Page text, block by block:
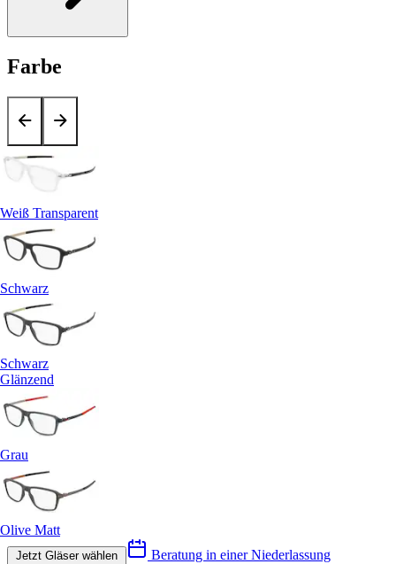
Farbe
Weiß Transparent
Schwarz
Schwarz
Glänzend
Grau
Olive Matt
Beratung in einer Niederlassung